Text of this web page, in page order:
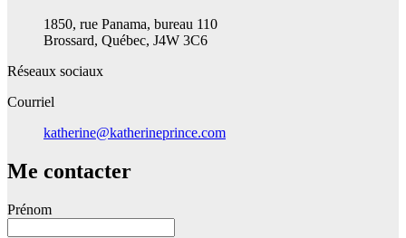
1850, rue Panama, bureau 110
Brossard, Québec, J4W 3C6
Réseaux sociaux
Courriel
katherine@katherineprince.com
Me contacter
Prénom